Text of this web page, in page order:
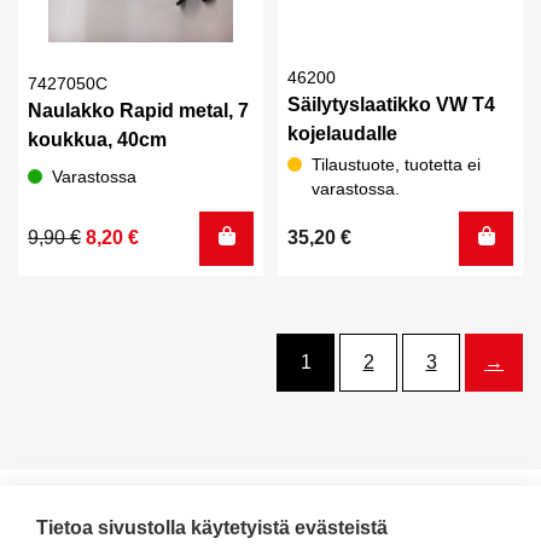
7427050C
Naulakko Rapid metal, 7
koukkua, 40cm
Varastossa
9,90€
Alkuperäinen
8,20 €
Nykyinen
46200
Säilytyslaatikko VW T4
kojelaudalle
Tilaustuote, tuotetta ei
varastossa.
35,20 €
1 2 3 →
Tietoa sivustolla käytetyistä evästeistä